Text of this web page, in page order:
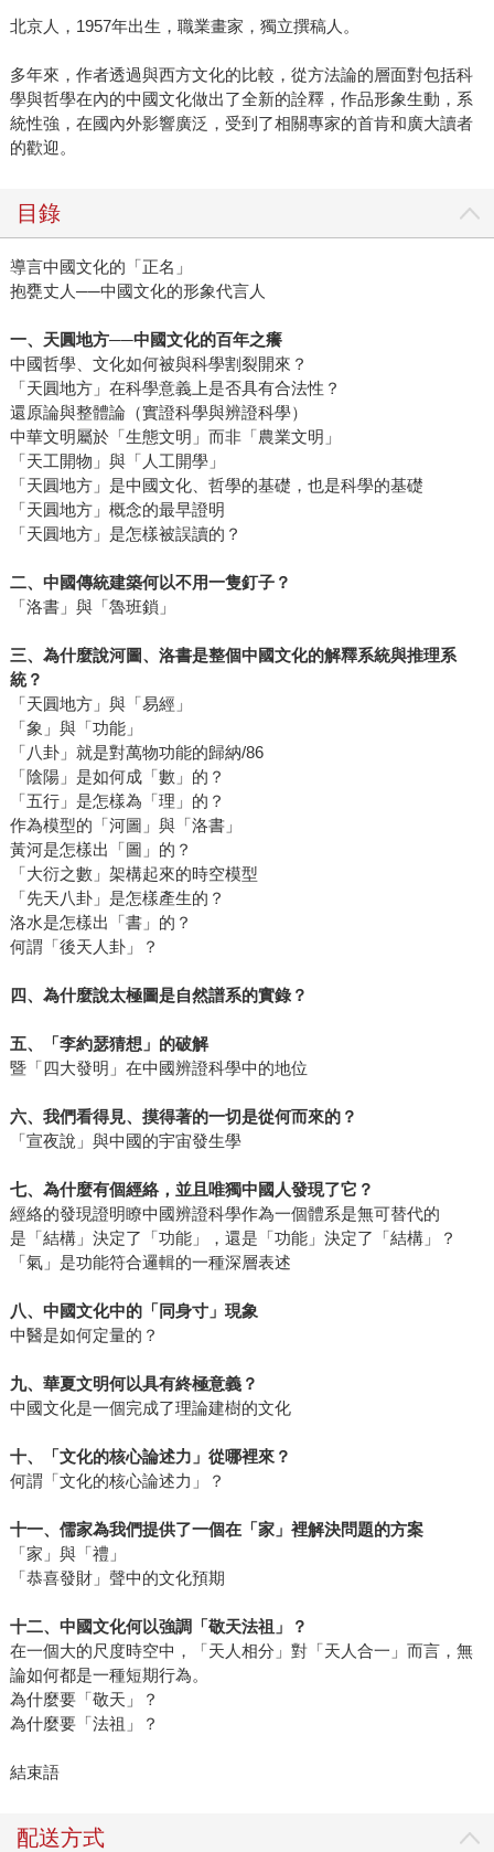
北京人，1957年出生，職業畫家，獨立撰稿人。
多年來，作者透過與西方文化的比較，從方法論的層面對包括科
學與哲學在內的中國文化做出了全新的詮釋，作品形象生動，系
統性強，在國內外影響廣泛，受到了相關專家的首肯和廣大讀者
的歡迎。
目錄
導言中國文化的「正名」
抱甕丈人──中國文化的形象代言人
一、天圓地方──中國文化的百年之癢
中國哲學、文化如何被與科學割裂開來？
「天圓地方」在科學意義上是否具有合法性？
還原論與整體論（實證科學與辨證科學）
中華文明屬於「生態文明」而非「農業文明」
「天工開物」與「人工開學」
「天圓地方」是中國文化、哲學的基礎，也是科學的基礎
「天圓地方」概念的最早證明
「天圓地方」是怎樣被誤讀的？
二、中國傳統建築何以不用一隻釘子？
「洛書」與「魯班鎖」
三、為什麼說河圖、洛書是整個中國文化的解釋系統與推理系
統？
「天圓地方」與「易經」
「象」與「功能」
「八卦」就是對萬物功能的歸納/86
「陰陽」是如何成「數」的？
「五行」是怎樣為「理」的？
作為模型的「河圖」與「洛書」
黃河是怎樣出「圖」的？
「大衍之數」架構起來的時空模型
「先天八卦」是怎樣產生的？
洛水是怎樣出「書」的？
何謂「後天人卦」？
四、為什麼說太極圖是自然譜系的實錄？
五、「李約瑟猜想」的破解
暨「四大發明」在中國辨證科學中的地位
六、我們看得見、摸得著的一切是從何而來的？
「宣夜說」與中國的宇宙發生學
七、為什麼有個經絡，並且唯獨中國人發現了它？
經絡的發現證明瞭中國辨證科學作為一個體系是無可替代的
是「結構」決定了「功能」，還是「功能」決定了「結構」？
「氣」是功能符合邏輯的一種深層表述
八、中國文化中的「同身寸」現象
中醫是如何定量的？
九、華夏文明何以具有終極意義？
中國文化是一個完成了理論建樹的文化
十、「文化的核心論述力」從哪裡來？
何謂「文化的核心論述力」？
十一、儒家為我們提供了一個在「家」裡解決問題的方案
「家」與「禮」
「恭喜發財」聲中的文化預期
十二、中國文化何以強調「敬天法祖」？
在一個大的尺度時空中，「天人相分」對「天人合一」而言，無
論如何都是一種短期行為。
為什麼要「敬天」？
為什麼要「法祖」？
結束語
配送方式